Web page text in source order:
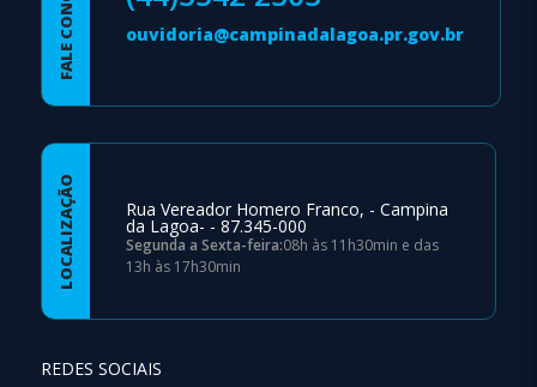
ouvidoria@campinadalagoa.pr.gov.br
LOCALIZAÇÃO Rua Vereador Homero Franco, - Campina
da Lagoa- - 87.345-000
Segunda a Sexta-feira:08h às 11h30min e das
13h às 17h30min
REDES SOCIAIS